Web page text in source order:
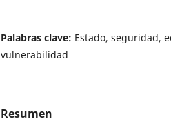
Palabras clave: Estado, seguridad,
vulnerabilidad
Resumen